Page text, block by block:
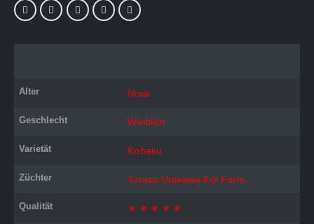
Alter Nisai
Geschlecht Weiblich
Varietät Kohaku
Züchter Torazo Urakawa Koi Farm
Qualität ∗ ∗ ∗ ∗ ∗